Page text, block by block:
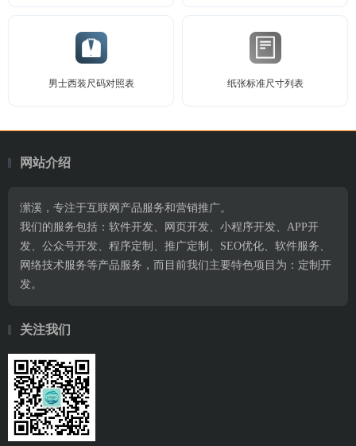
男士西装尺码对照表 纸张标准尺寸列表
网站介绍
潆溪，专注于互联网产品服务和营销推广。
我们的服务包括：软件开发、网页开发、小程序开发、APP开
发、公众号开发、程序定制、推广定制、SEO优化、软件服务、
网络技术服务等产品服务，而目前我们主要特色项目为：定制开
发。
关注我们